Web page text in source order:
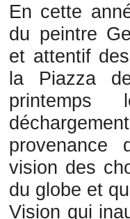
En cette
du peintre
et attentif
la Piazza
printemps
provenance
vision des
du globe et
Vision qui